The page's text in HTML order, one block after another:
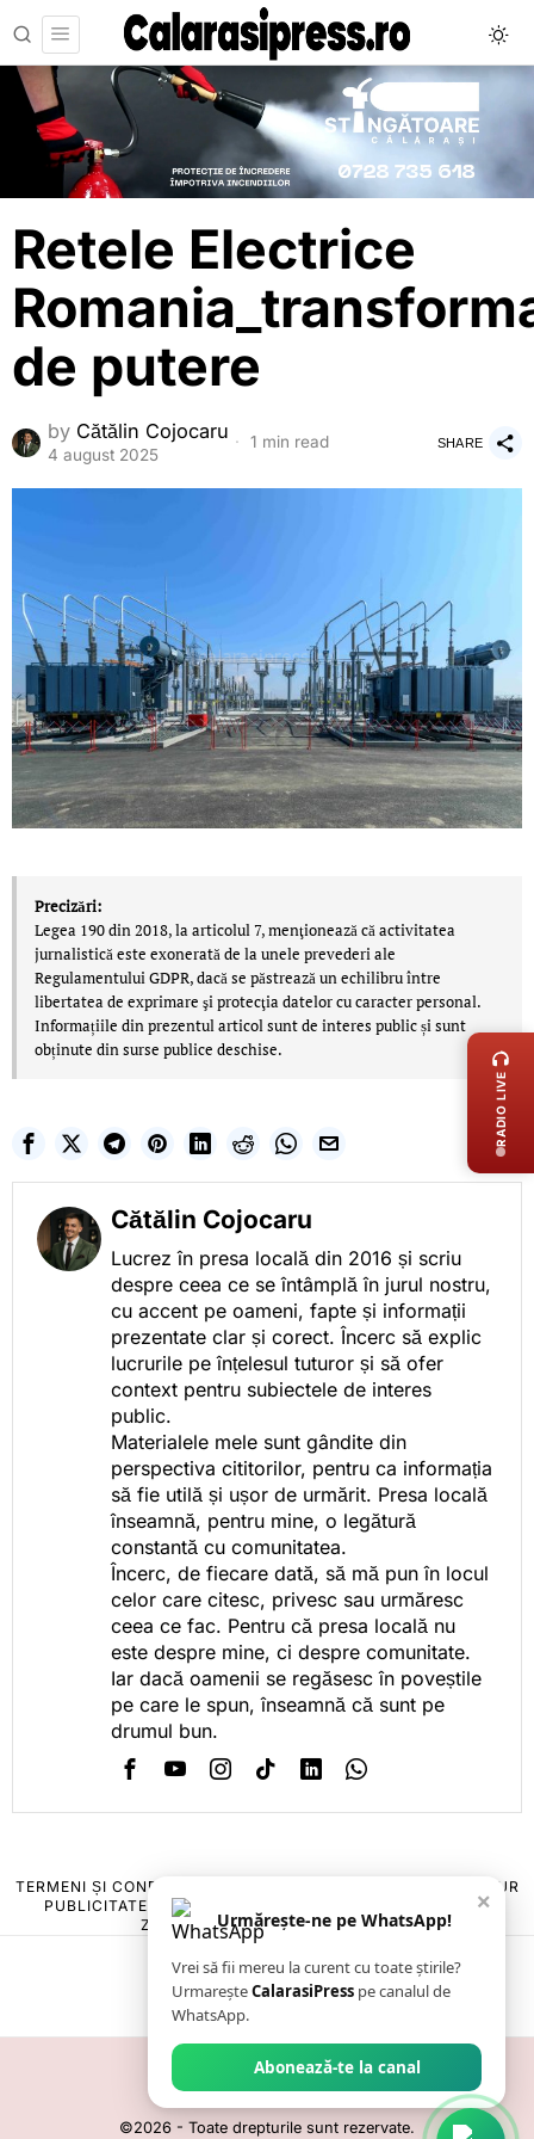
Retele Electrice
de putere
by Cătălin Cojocaru
4 august 2025
1 min read SHARE
Precizări:
Legea 190 din 2018, la articolul 7, menţionează că activitatea
jurnalistică este exonerată de la unele prevederi ale
Regulamentului GDPR, dacă se păstrează un echilibru între
libertatea de exprimare şi protecţia datelor cu caracter personal.
Informațiile din prezentul articol sunt de interes public și sunt
obținute din surse publice deschise.
Cătălin Cojocaru
Lucrez în presa locală din 2016 și scriu
despre ceea ce se întâmplă în jurul nostru,
cu accent pe oameni, fapte și informații
prezentate clar și corect. Încerc să explic
lucrurile pe înțelesul tuturor și să ofer
context pentru subiectele de interes
public.
Materialele mele sunt gândite din
perspectiva cititorilor, pentru ca informația
să fie utilă și ușor de urmărit. Presa locală
înseamnă, pentru mine, o legătură
constantă cu comunitatea.
Încerc, de fiecare dată, să mă pun în locul
celor care citesc, privesc sau urmăresc
ceea ce fac. Pentru că presa locală nu
este despre mine, ci despre comunitate.
Iar dacă oamenii se regăsesc în poveștile
pe care le spun, înseamnă că sunt pe
drumul bun.
TERMENI ȘI CONDIȚII
POLITICA DE ANULARE & RETUR
PUBLICITATE ONLINE & TIPĂRITĂ
CONTACT
ZIARUL ANUNȚUL CĂLĂRĂȘEAN
©2026 - Toate drepturile sunt rezervate.
×
Urmărește-ne pe WhatsApp!
Vrei să fii mereu la curent cu toate știrile?
UrmareșteCalarasiPress pe canalul de
WhatsApp.
Abonează-te la canal
RADIO LIVE